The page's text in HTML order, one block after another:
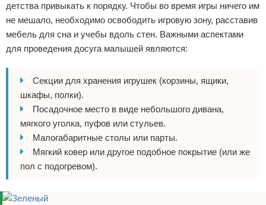
детства привыкать к порядку. Чтобы во время игры ничего им
не мешало, необходимо освободить игровую зону, расставив
мебель для сна и учебы вдоль стен. Важными аспектами
для проведения досуга малышей являются:
Секции для хранения игрушек (корзины, ящики,
шкафы, полки).
Посадочное место в виде небольшого дивана,
мягкого уголка, пуфов или стульев.
Малогабаритные столы или парты.
Мягкий ковер или другое подобное покрытие (или же
пол с подогревом).